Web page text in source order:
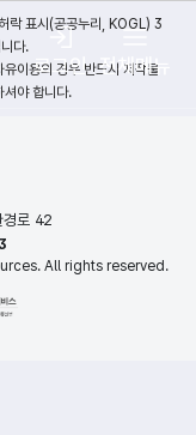
로그인 전체메뉴
락 표시(공공누리, KOGL) 3
다.
이용의 경우 반드시 저작물
셔야 합니다.
경로 42
All rights reserved.